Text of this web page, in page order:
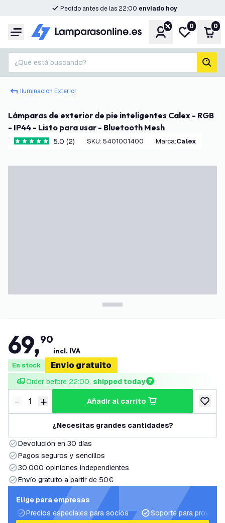
Pedido antes de las 22:00 enviado hoy
Menú CuentaMi lista de
0 0
¿Qué está buscando?
Iluminacion Exterior
Lámparas de exterior de pie inteligentes Calex - RGB
- IP44 - Listo para usar - Bluetooth Mesh
5 estrellas de puntuación
5.0 (2) SKU: 5401001400 Marca: Calex
69,90
incl. IVA
En stock Envío gratuito
Order before 22:00, shipped today
Disminuir cantidad
- Aumentar cantidad
+ añadir al carrito
añadir
¿Necesitas grandes cantidades?
Devolución en 30 días
Pagos seguros y sencillos
30.000 opiniones independientes
Envío gratuito a partir de 50€
Elige para empresas
Precios especiales para socios
Soporte para